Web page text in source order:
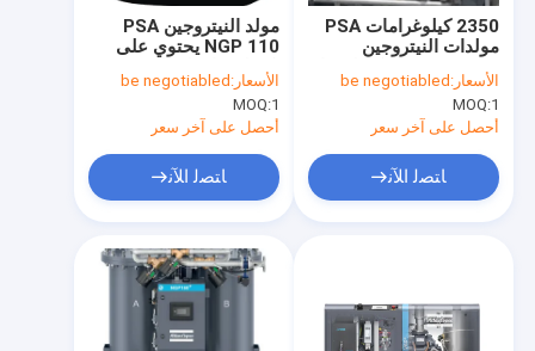
معلومات عنا
مولد النيتروجين PSA
NGP 110 يحتوي على
تكنولوجيا توليد النيتروجين
عالية الموثوقية للصناعة
الأسعار: be negotiabled
MOQ:1
أحصل على آخر سعر
ﺎﺘﺼﻟ ﺍﻶﻧ
2350 كيلوغرامات PSA
مولدات النيتروجين
للصناعة
الأسعار: be negotiabled
MOQ:1
أحصل على آخر سعر
ﺎﺘﺼﻟ ﺍﻶﻧ